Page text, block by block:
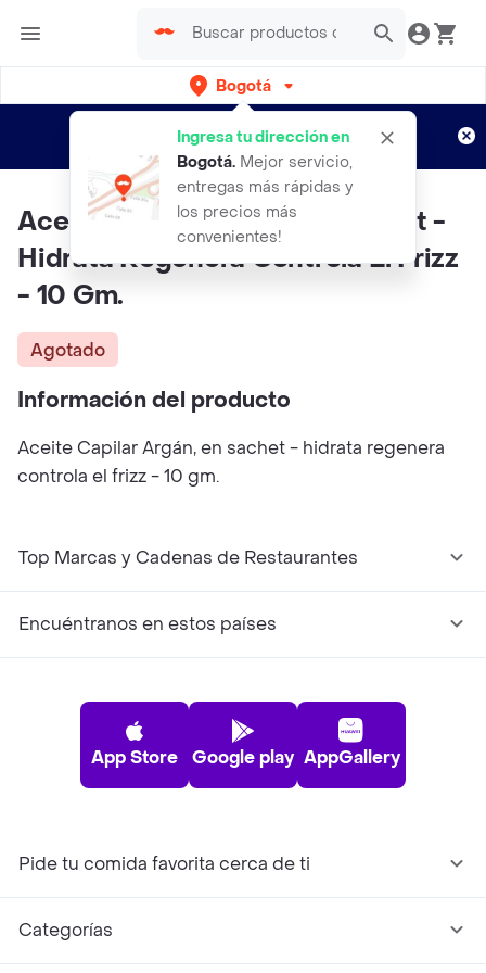
Bogotá
Ingresa tu dirección en
Bogotá. Mejor servicio,
entregas más rápidas y
los precios más
convenientes!
envíos gratis por semanas
Aplican TyC
Aceite Capilar Argán, En Sachet -
Hidrata Regenera Controla El Frizz
- 10 Gm.
Agotado
Información del producto
Aceite Capilar Argán, en sachet - hidrata regenera
controla el frizz - 10 gm.
Top Marcas y Cadenas de Restaurantes
Encuéntranos en estos países
App Store Google play AppGallery
Pide tu comida favorita cerca de ti
Categorías